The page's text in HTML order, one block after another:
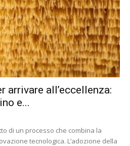
arrivare all’eccellenza:
e...
di un processo che combina la
tecnologica. L’adozione della